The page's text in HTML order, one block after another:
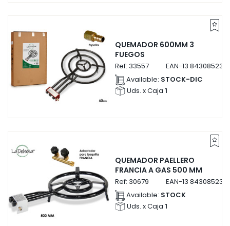
QUEMADOR 600MM 3
FUEGOS
Ref: 33557 EAN-13
Available: STOCK-DIC
Uds. x Caja 1
QUEMADOR PAELLERO
FRANCIA A GAS 500 MM
Ref: 30679 EAN-13
Available: STOCK
Uds. x Caja 1